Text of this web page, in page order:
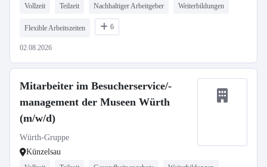
Vollzeit Teilzeit Nachhaltiger Arbeitgeber Weiterbildungen
Flexible Arbeitszeiten 6
02.08.2026
Mitarbeiter im Besucherservice/-
management der Museen Würth
(m/w/d)
Würth-Gruppe
Künzelsau